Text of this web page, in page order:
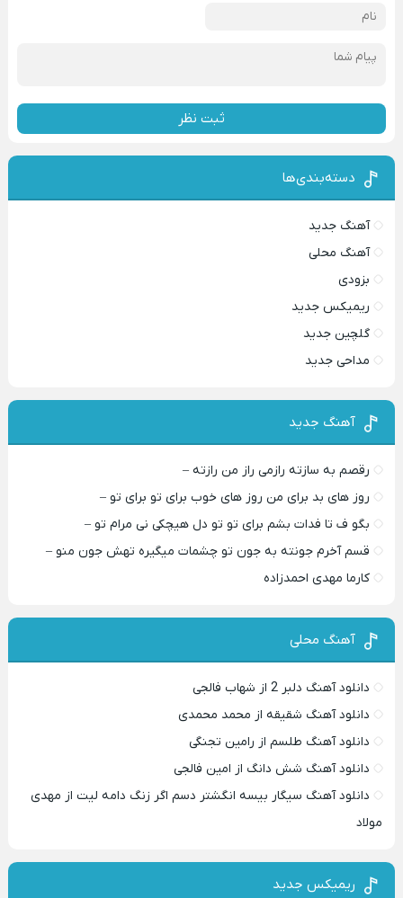
ثبت نظر
دسته‌بندی‌ها
آهنگ جدید
آهنگ محلی
بزودی
ریمیکس جدید
گلچین جدید
مداحی جدید
آهنگ جدید
رقصم به سازته رازمی راز من رازته –
روز های بد برای من روز های خوب برای تو برای تو –
بگو ف تا فدات بشم برای تو تو دل هیچکی نی مرام تو –
قسم آخرم جونته به جون تو چشمات میگیره تهش جون منو –
کارما مهدی احمدزاده
آهنگ محلی
دانلود آهنگ دلبر 2 از شهاب فالجی
دانلود آهنگ شقیقه از محمد محمدی
دانلود آهنگ طلسم از رامین تجنگی
دانلود آهنگ شش دانگ از امین فالجی
دانلود آهنگ سیگار بیسه انگشتر دسم اگر زنگ دامه لیت از مهدی
مولاد
ریمیکس جدید